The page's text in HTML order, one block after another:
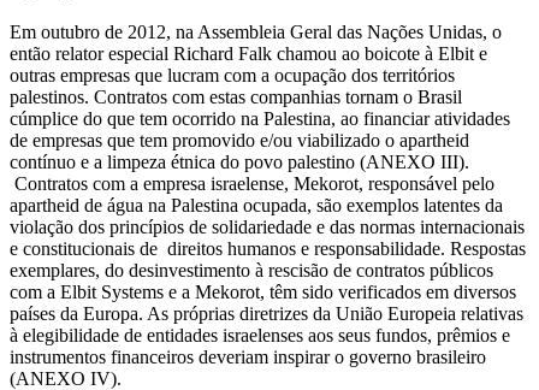
Em outubro de 2012, na Assembleia Geral das Nações Unidas, o
então relator especial Richard Falk chamou ao boicote à Elbit e
outras empresas que lucram com a ocupação dos territórios
palestinos. Contratos com estas companhias tornam o Brasil
cúmplice do que tem ocorrido na Palestina, ao financiar atividades
de empresas que tem promovido e/ou viabilizado o apartheid
contínuo e a limpeza étnica do povo palestino (ANEXO III).
Contratos com a empresa israelense, Mekorot, responsável pelo
apartheid de água na Palestina ocupada, são exemplos latentes da
violação dos princípios de solidariedade e das normas internacionais
e constitucionais de direitos humanos e responsabilidade. Respostas
exemplares, do desinvestimento à rescisão de contratos públicos
com a Elbit Systems e a Mekorot, têm sido verificados em diversos
países da Europa. As próprias diretrizes da União Europeia relativas
à elegibilidade de entidades israelenses aos seus fundos, prêmios e
instrumentos financeiros deveriam inspirar o governo brasileiro
(ANEXO IV).